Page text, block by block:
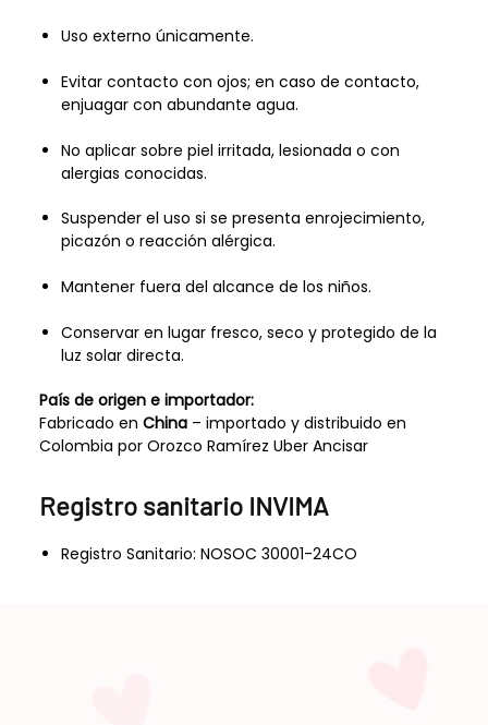
Uso externo únicamente.
Evitar contacto con ojos; en caso de contacto,
enjuagar con abundante agua.
No aplicar sobre piel irritada, lesionada o con
alergias conocidas.
Suspender el uso si se presenta enrojecimiento,
picazón o reacción alérgica.
Mantener fuera del alcance de los niños.
Conservar en lugar fresco, seco y protegido de la
luz solar directa.
País de origen e importador:
Fabricado en China– importado y distribuido en
Colombia por Orozco Ramírez Uber Ancisar
Registro sanitario INVIMA
Registro Sanitario: NOSOC 30001-24CO